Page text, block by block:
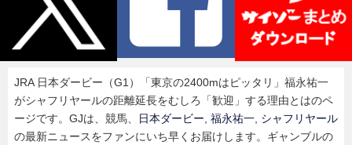
JRA 日本ダービー（G1）「東京の2400mはピッタリ」福永祐一
がシャフリヤールの距離延長をむしろ「歓迎」する理由とはのペ
ージです。GJは、競馬、
日本ダービー 福永祐一 シャフリヤール
の最新ニュースをファンにいち早くお届けします。ギャンブルの